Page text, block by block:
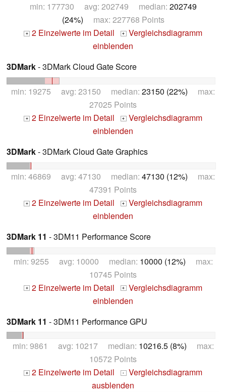
min: 177730 avg: 202749 median: 202749
(24%) max: 227768 Points
+ 2 Einzelwerte im Detail + Vergleichsdiagramm
einblenden
3DMark- 3DMark Cloud Gate Score
min: 19275 avg: 23150 median: 23150 (22%) max:
27025 Points
+ 2 Einzelwerte im Detail + Vergleichsdiagramm
einblenden
3DMark- 3DMark Cloud Gate Graphics
min: 46869 avg: 47130 median: 47130 (12%) max:
47391 Points
+ 2 Einzelwerte im Detail + Vergleichsdiagramm
einblenden
3DMark 11 - 3DM11 Performance Score
min: 9255 avg: 10000 median: 10000 (12%) max:
10745 Points
+ 2 Einzelwerte im Detail + Vergleichsdiagramm
einblenden
3DMark 11 - 3DM11 Performance GPU
min: 9861 avg: 10217 median: 10216.5 (8%) max:
10572 Points
+ 2 Einzelwerte im Detail - Vergleichsdiagramm
ausblenden